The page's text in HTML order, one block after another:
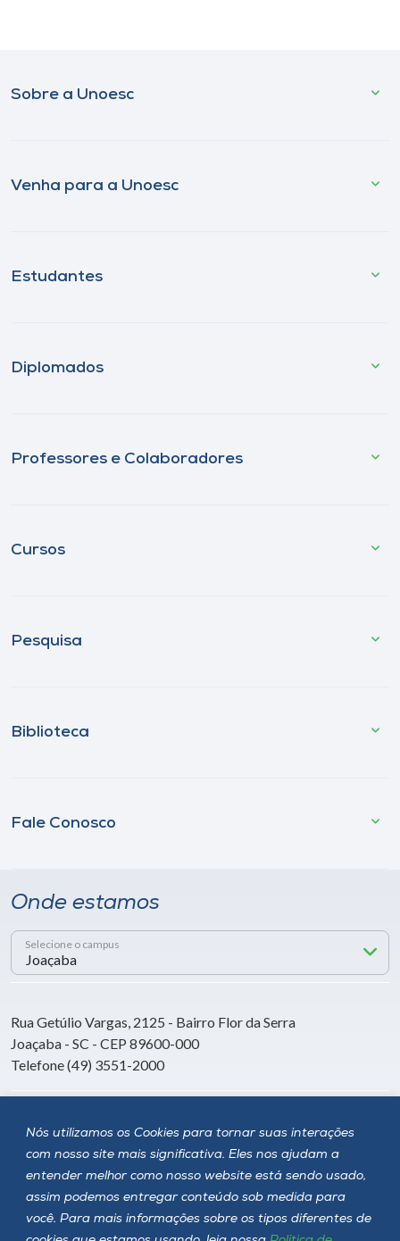
Nós utilizamos os Cookies para tornar suas interações
com nosso site mais significativa. Eles nos ajudam a
entender melhor como nosso website está sendo usado,
assim podemos entregar conteúdo sob medida para
você. Para mais informações sobre os tipos diferentes de
Sobre a Unoesc
Venha para a Unoesc
Estudantes
Diplomados
Professores e Colaboradores
Cursos
Pesquisa
Biblioteca
Fale Conosco
Onde estamos
Selecione o campus
Rua Getúlio Vargas, 2125 - Bairro Flor da Serra
Joaçaba - SC - CEP 89600-000
Telefone (49) 3551-2000
Siga a Unoesc